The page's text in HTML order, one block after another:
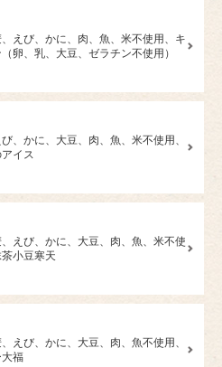
えび、かに、肉、魚、米不使用、キ
卵、乳、大豆、ゼラチン不使用）
、かに、大豆、肉、魚、米不使用、
イス
えび、かに、大豆、肉、魚、米不使
小豆寒天
えび、かに、大豆、肉、魚不使用、
福